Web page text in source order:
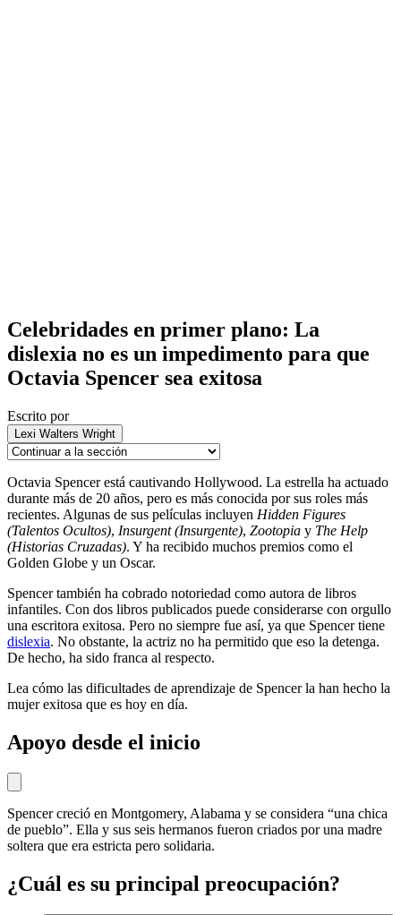
Celebridades en primer plano: La
dislexia no es un impedimento para que
Octavia Spencer sea exitosa
Escrito por
Lexi Walters Wright
Octavia Spencer está cautivando Hollywood. La estrella ha actuado
durante más de 20 años, pero es más conocida por sus roles más
recientes. Algunas de sus películas incluyen Hidden Figures
(Talentos Ocultos), Insurgent (Insurgente), Zootopia y The Help
(Historias Cruzadas). Y ha recibido muchos premios como el
Golden Globe y un Oscar.
Spencer también ha cobrado notoriedad como autora de libros
infantiles. Con dos libros publicados puede considerarse con orgullo
una escritora exitosa. Pero no siempre fue así, ya que Spencer tiene
dislexia. No obstante, la actriz no ha permitido que eso la detenga.
De hecho, ha sido franca al respecto.
Lea cómo las dificultades de aprendizaje de Spencer la han hecho la
mujer exitosa que es hoy en día.
Apoyo desde el inicio
Spencer creció en Montgomery, Alabama y se considera “una chica
de pueblo”. Ella y sus seis hermanos fueron criados por una madre
soltera que era estricta pero solidaria.
¿Cuál es su principal preocupación?